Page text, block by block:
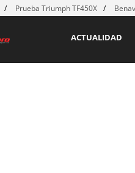
Prueba Triumph TF450X
ACTUALIDAD